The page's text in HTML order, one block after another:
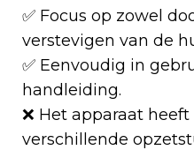
✅ Focus op zowel
verstevigen van de
✅ Eenvoudig in
handleiding.
❌ Het apparaat
verschillende